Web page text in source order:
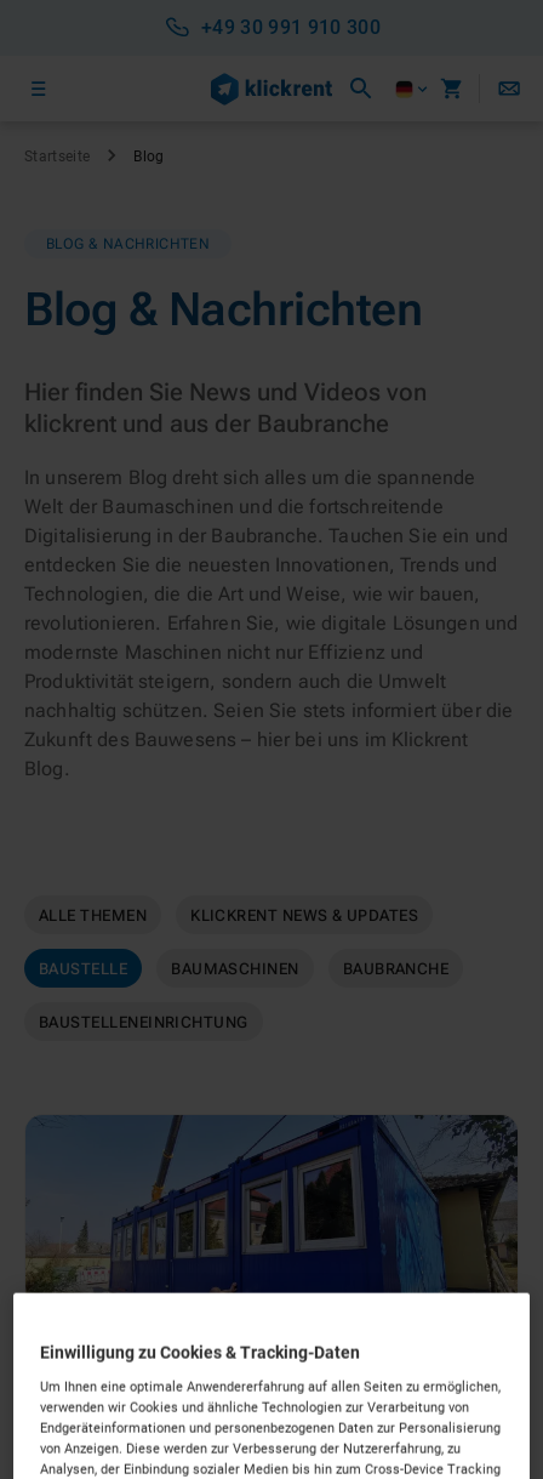
+49 30 991 910 300
Startseite Blog
BLOG & NACHRICHTEN
Blog & Nachrichten
Hier finden Sie News und Videos von
klickrent und aus der Baubranche
In unserem Blog dreht sich alles um die spannende
Welt der Baumaschinen und die fortschreitende
Digitalisierung in der Baubranche. Tauchen Sie ein und
entdecken Sie die neuesten Innovationen, Trends und
Technologien, die die Art und Weise, wie wir bauen,
revolutionieren. Erfahren Sie, wie digitale Lösungen und
modernste Maschinen nicht nur Effizienz und
Produktivität steigern, sondern auch die Umwelt
nachhaltig schützen. Seien Sie stets informiert über die
Zukunft des Bauwesens – hier bei uns im Klickrent
Blog.
ALLE THEMEN KLICKRENT NEWS & UPDATES
BAUSTELLE BAUMASCHINEN BAUBRANCHE
BAUSTELLENEINRICHTUNG
Grace • 29 April 2026
Einbruch in Baucontainer: Das sollten Sie
jetzt tun
Einwilligung zu Cookies & Tracking-Daten
Um Ihnen eine optimale Anwendererfahrung auf allen Seiten zu ermöglichen,
verwenden wir Cookies und ähnliche Technologien zur Verarbeitung von
Endgeräteinformationen und personenbezogenen Daten zur Personalisierung
von Anzeigen. Diese werden zur Verbesserung der Nutzererfahrung, zu
Analysen, der Einbindung sozialer Medien bis hin zum Cross-Device Tracking